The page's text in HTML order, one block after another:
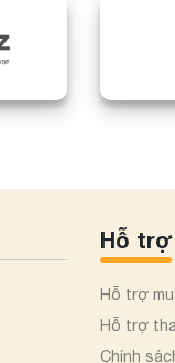
Hỗ trợ
Hỗ trợ
Hỗ trợ
Chính